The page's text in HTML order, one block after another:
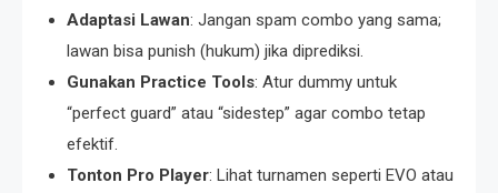
Adaptasi Lawan: Jangan spam combo yang sama;
lawan bisa punish (hukum) jika diprediksi.
Gunakan Practice Tools: Atur dummy untuk
“perfect guard” atau “sidestep” agar combo tetap
efektif.
Tonton Pro Player: Lihat turnamen seperti EVO atau